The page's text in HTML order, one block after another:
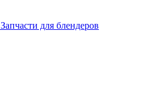
Запчасти для блендеров